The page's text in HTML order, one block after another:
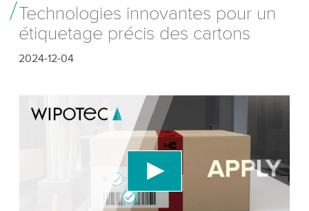
Technologies innovantes pour un
étiquetage précis des cartons
2024-12-04
Nous avons besoin de votre consentement
pour charger le service vidéo YouTube!
Nous utilisons un service tiers pour intégrer du
contenu vidéo susceptible de collecter des
données sur votre activité. Veuillez consulter les
détails et accepter le service pour regarder cette